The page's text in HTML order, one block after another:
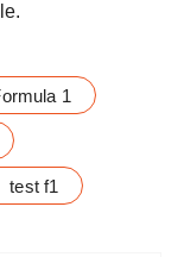
1
test f1